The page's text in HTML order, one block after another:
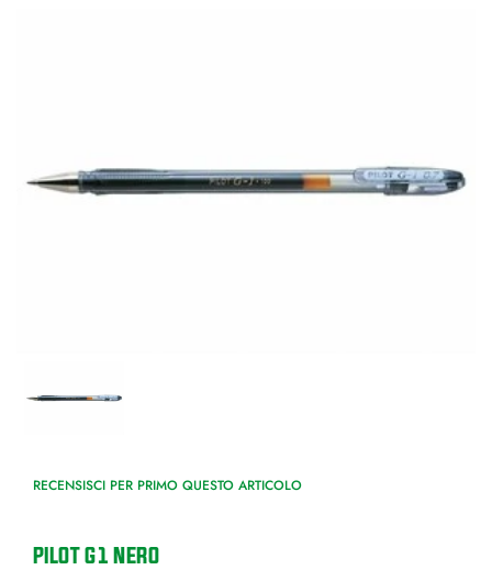
RECENSISCI PER PRIMO QUESTO ARTICOLO
PILOT G1 NERO